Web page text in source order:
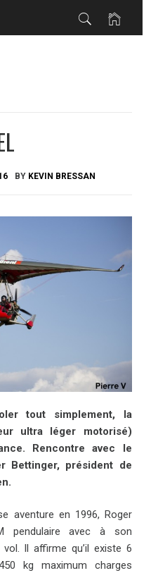
BY KEVIN BRESSAN
tout simplement, la
ultra léger motorisé)
Rencontre avec le
Bettinger, président de
aventure en 1996, Roger
pendulaire avec à son
Il affirme qu’il existe 6
kg maximum charges